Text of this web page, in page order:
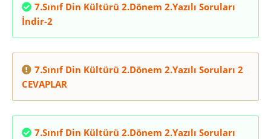
7.Sınıf Din Kültürü 2.Dönem 2.Yazılı Soruları
İndir-2
7.Sınıf Din Kültürü 2.Dönem 2.Yazılı Soruları 2
CEVAPLAR
7.Sınıf Din Kültürü 2.Dönem 2.Yazılı Soruları